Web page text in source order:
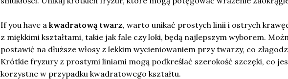
If you have a kwadratową twarz, warto unikać prostych linii i ostrych
z miękkimi kształtami, takie jak fale czy loki, będą najlepszym wyborem.
postawić na dłuższe włosy z lekkim wycieniowaniem przy twarzy, co
Krótkie fryzury z prostymi liniami mogą podkreślać szerokość szczęki, co
korzystne w przypadku kwadratowego kształtu.